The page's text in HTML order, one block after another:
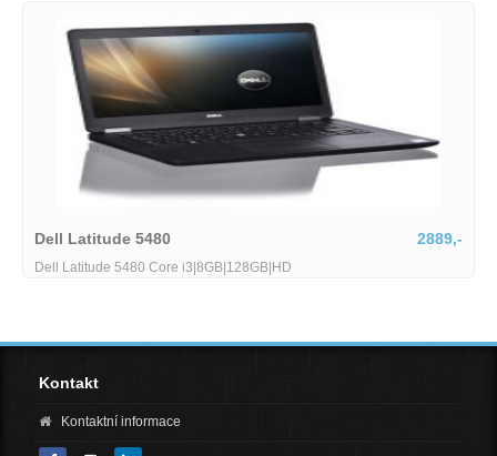
i3|8GB|128GB|HD
HP Zbook Fury
Kontakt
Kontaktní informace